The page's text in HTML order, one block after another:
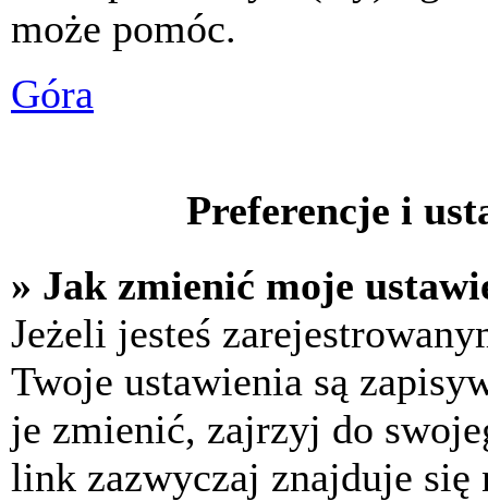
może pomóc.
Góra
Preferencje i
» Jak zmienić moje
Jeżeli jesteś
Twoje ustawienia są
je zmienić, zajrzyj do
link zazwyczaj znajduje się